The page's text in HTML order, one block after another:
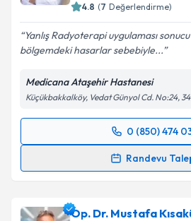
4.8 (7 Değerlendirme)
Yanlış Radyoterapi uygulaması
bölgemdeki hasarlar sebebiyle...
Medicana Ataşehir Hastanesi
Küçükbakkalköy, Vedat Günyol Cd. No:24,
0 (850) 474
Randevu
Randevu Takvimi Talebi
takvim hazırlandığında e-posta
Op. Dr. Mustafa